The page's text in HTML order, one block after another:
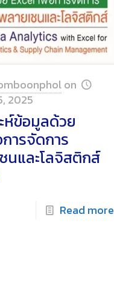
on
2025
ห์ข้อมูลด้วย
ารจัดการ
นและโลจิสติกส์
Read more